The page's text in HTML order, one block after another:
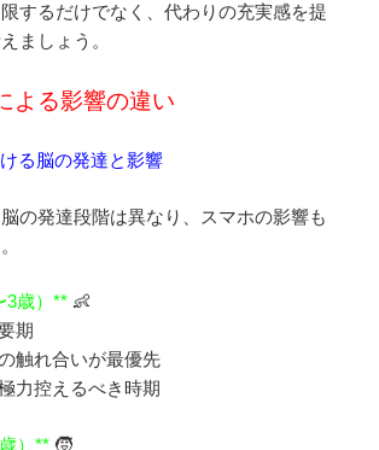
するだけでなく、代わりの充実感を提
ましょう。
よる影響の違い
る脳の発達と影響
の発達段階は異なり、スマホの影響も
3歳）** 👶
期
触れ合いが最優先
力控えるべき時期
）** 🧒